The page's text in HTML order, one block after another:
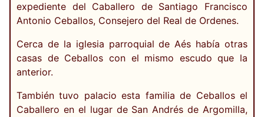
expediente del Caballero de Santiago Francisco
Antonio Ceballos, Consejero del Real de Ordenes.
Cerca de la iglesia parroquial de Aés había otras
casas de Ceballos con el mismo escudo que la
anterior.
También tuvo palacio esta familia de Ceballos el
Caballero en el lugar de San Andrés de Argomilla,